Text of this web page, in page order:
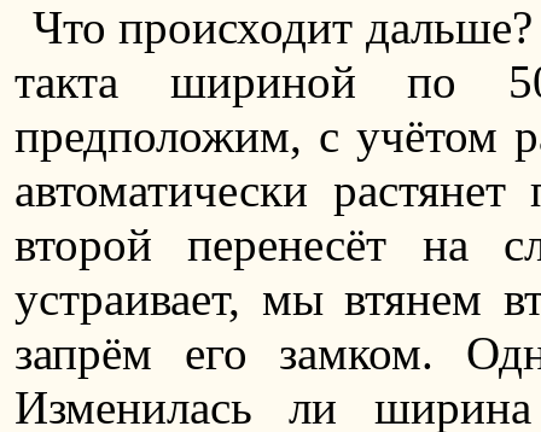
Что происходит
такта шириной по
предположим, с учётом
автоматически
второй перенесёт на
устраивает, мы втянем
запрём его замком.
Изменилась ли